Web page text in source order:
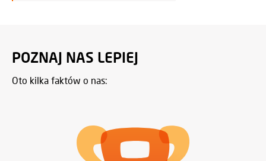
POZNAJ NAS LEPIEJ
Oto kilka faktów o nas: